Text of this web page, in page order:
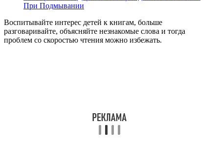
При Подмывании
Воспитывайте интерес детей к книгам, больше
разговаривайте, объясняйте незнакомые слова и тогда
проблем со скоростью чтения можно избежать.